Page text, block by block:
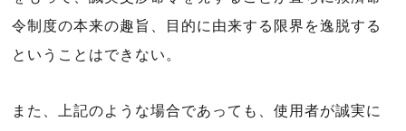
令制度の本来の趣旨、目的に由来する限界を逸脱する
ということはできない。
また、上記のような場合であっても、使用者が誠実に